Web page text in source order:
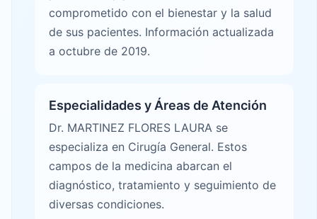
comprometido con el bienestar y la salud
de sus pacientes. Información actualizada
a octubre de 2019.
Especialidades y Áreas de Atención
Dr. MARTINEZ FLORES LAURA se
especializa en Cirugía General. Estos
campos de la medicina abarcan el
diagnóstico, tratamiento y seguimiento de
diversas condiciones.